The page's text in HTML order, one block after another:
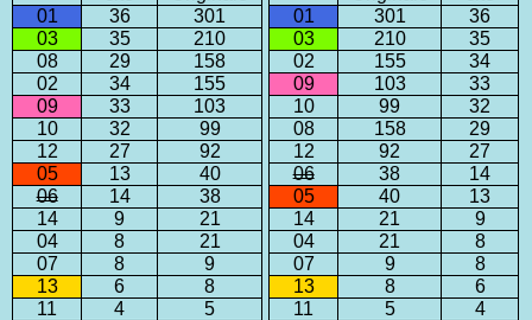
01
36
301
03
35
210
08
29
158
02
34
155
09
33
103
10
32
99
12
27
92
05
13
40
06
14
38
14
9
21
04
8
21
07
8
9
13
6
8
11
4 5
01
301
36
03
210
35
02
155
34
09
103
33
10
99
32
08
158
29
12
92
27
06
38
14
05
40
13
14
21
9
04
21
8
07
9
8
13
8
6
11
5 4